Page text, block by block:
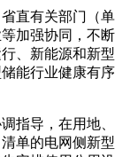
直有关部门（单
加强协同，不断
、新能源和新型
能行业健康有序
指导，在用地、
单的电网侧新型